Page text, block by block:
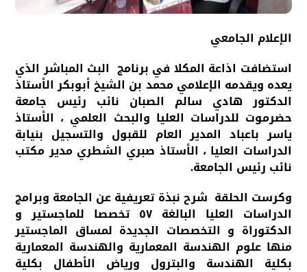
الإعلام الجامعي
استضافت اذاعة المكلا في برنامج البث المباشر الذي
يعده ويقدمه الإعلامي محمد بن الشيخ أبوبكر الأستاذ
الدكتور هادي سالم الصبان نائب رئيس جامعة
حضرموت للدراسات العليا والبحث العلمي ، الأستاذ
ياسر باعباد المدير العام للقبول والتسجيل بنيابة
الدراسات العليا ، الأستاذ صبري الشطري مدير مكتب
نائب رئيس الجامعة.
وكرست الحلقة شرح نبذة تعريفية عن الجامعة وبرامج
الدراسات العليا البالغة ٥٧ تخصصا للماجستير و
الدكتوراة و التخصصات الجديدة لمساق الماجستير
منها علوم الهندسة المعمارية والهندسة المعمارية
بكلية الهندسة والبترول ورياض الأطفال بكلية